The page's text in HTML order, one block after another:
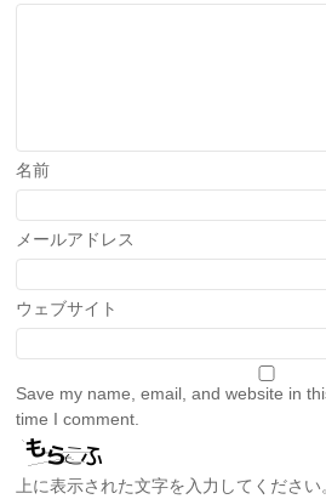
名前
メールアドレス
ウェブサイト
Save my name, email, and website in
time I comment.
上に表示された文字を入力してください